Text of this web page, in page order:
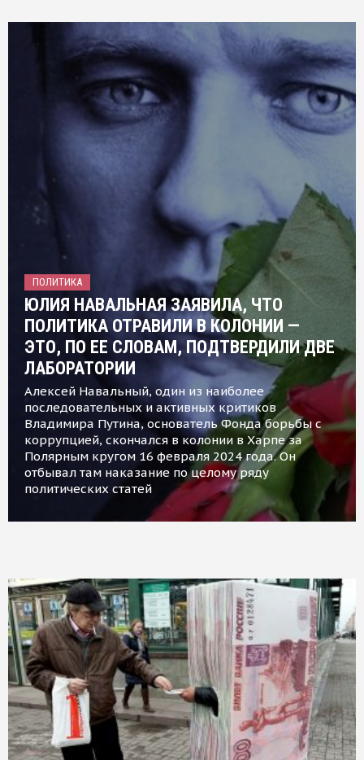
ПОЛИТИКА
ЮЛИЯ НАВАЛЬНАЯ ЗАЯВИЛА, ЧТО
ПОЛИТИКА ОТРАВИЛИ В КОЛОНИИ —
ЭТО, ПО ЕЕ СЛОВАМ, ПОДТВЕРДИЛИ ДВЕ
ЛАБОРАТОРИИ
Алексей Навальный, один из наиболее
последовательных и активных критиков
Владимира Путина, основатель Фонда борьбы с
коррупцией, скончался в колонии в Харпе за
Полярным кругом 16 февраля 2024 года. Он
отбывал там наказание по целому ряду
политических статей